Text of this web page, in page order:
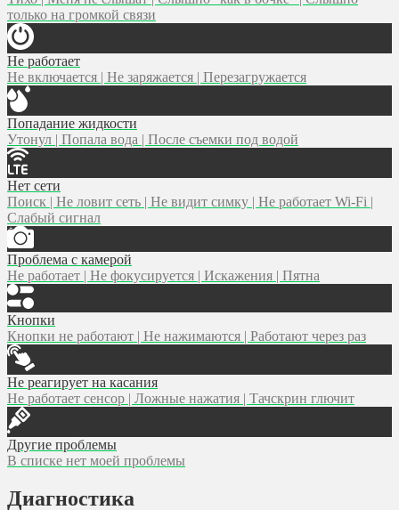
только на громкой связи
Не работает
Не включается | Не заряжается | Перезагружается
Попадание жидкости
Утонул | Попала вода | После съемки под водой
Нет сети
Поиск | Не ловит сеть | Не видит симку | Не работает Wi-Fi |
Слабый сигнал
Проблема с камерой
Не работает | Не фокусируется | Искажения | Пятна
Кнопки
Кнопки не работают | Не нажимаются | Работают через раз
Не реагирует на касания
Не работает сенсор | Ложные нажатия | Тачскрин глючит
Другие проблемы
В списке нет моей проблемы
Диагностика